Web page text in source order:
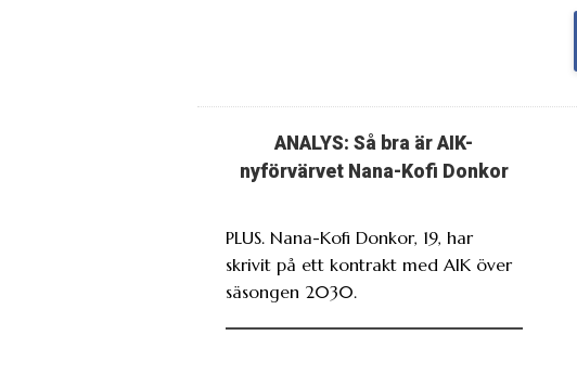
ANALYS: Så bra är AIK-
nyförvärvet Nana-Kofi Donkor
PLUS. Nana-Kofi Donkor, 19, har
skrivit på ett kontrakt med AIK över
säsongen 2030.